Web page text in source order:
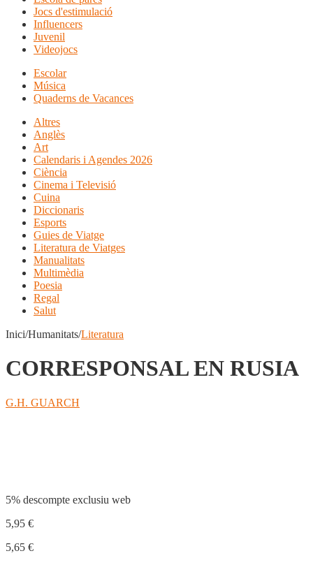
Jocs d'estimulació
Influencers
Juvenil
Videojocs
Escolar
Música
Quaderns de Vacances
Altres
Anglès
Art
Calendaris i Agendes 2026
Ciència
Cinema i Televisió
Cuina
Diccionaris
Esports
Guies de Viatge
Literatura de Viatges
Manualitats
Multimèdia
Poesia
Regal
Salut
Inici/Humanitats/Literatura
CORRESPONSAL EN RUSIA
G.H. GUARCH
5% descompte exclusiu web
5,95 €
5,65 €